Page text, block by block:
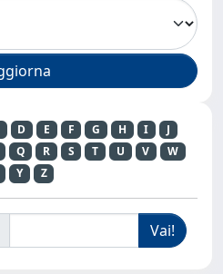
D E F G H I
J
Q R S T U V
W
Y Z